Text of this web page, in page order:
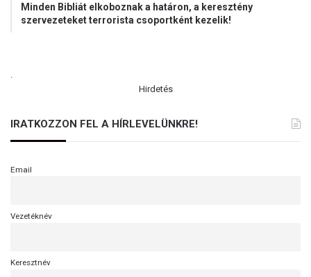
Minden Bibliát elkoboznak a határon, a keresztény
szervezeteket terrorista csoportként kezelik!
Hirdetés
IRATKOZZON FEL A HÍRLEVELÜNKRE!
Email
Vezetéknév
Keresztnév